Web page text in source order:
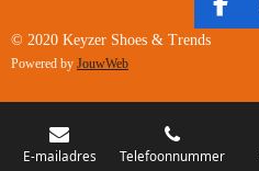
F
B
O
© 2020 Keyzer Shoes & Trends
Powered by JouwWeb
E-mailadres Telefoonnummer